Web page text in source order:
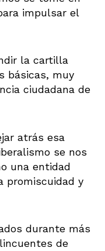
impulsar el
la cartilla
básicas, muy
ciudadana de
atrás esa
se nos
una entidad
promiscuidad y
durante más
de